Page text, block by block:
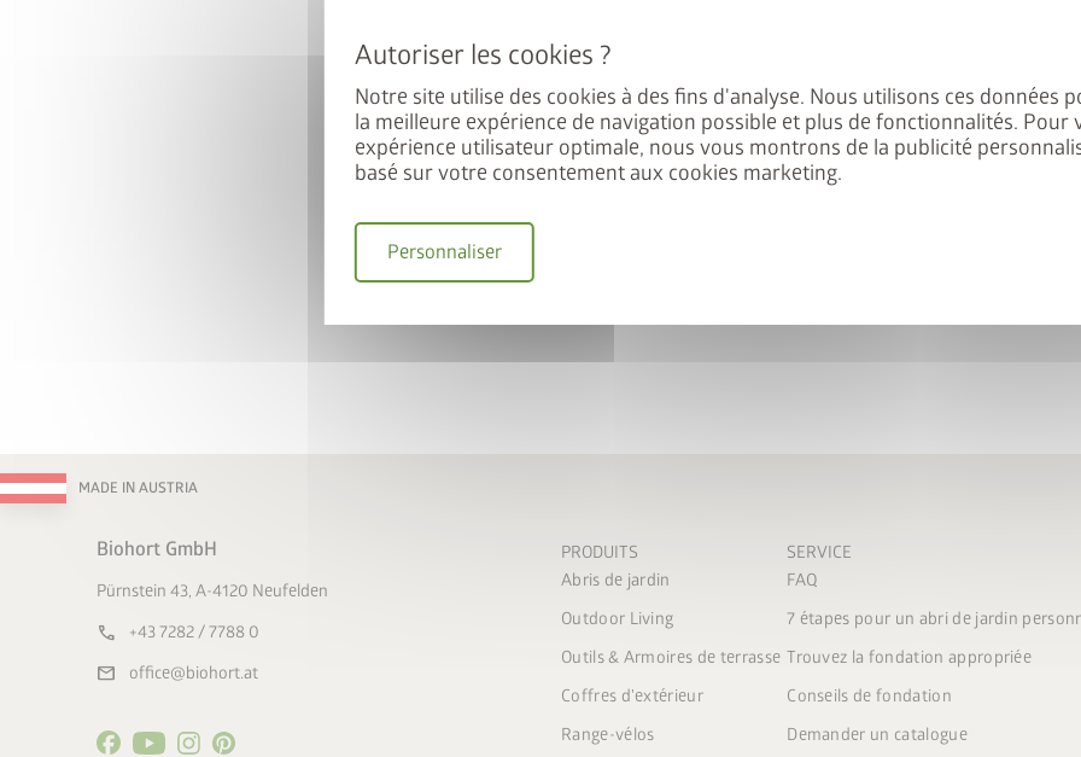
Notre site utilise des cookies à des fins d'analyse. Nous utilisons ces données
la meilleure expérience de navigation possible et plus de fonctionnalités. Pour
expérience utilisateur optimale, nous vous montrons de la publicité
basé sur votre consentement aux cookies marketing.
Personnaliser
Il s’ agit de fraisages d’
spots standard. La distance
exemple, sur le côté de 5
que les spots ne sont pas
être étendu
MADE IN AUSTRIA
Biohort GmbH
Pürnstein 43, A-4120 Neufelden
call +43 7282 / 7788 0
mail office@biohort.at
PRODUITS
Abris de jardin
Outdoor Living
Outils & Armoires de terrasse
Coffres d'extérieur
Range-vélos
SERVICE
FAQ
7 étapes pour un abri de jardin
Trouvez la fondation appropriée
Conseils de fondation
Demander un catalogue
participer automatiquement au tirage au sort.
E-mail